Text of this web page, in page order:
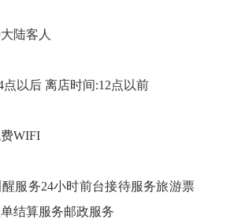
陆客人
以后 离店时间:12点以前
WIFI
务24小时前台接待服务旅游票
结算服务邮政服务